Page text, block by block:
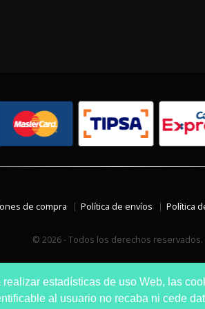
estadísticas de uso Web, las
al usuario no recaba ni cede
de compra Política de envíos Política
© 2026 - Todos los derechos reservados.